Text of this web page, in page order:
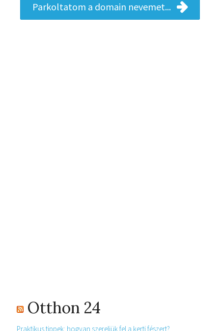
Parkoltatom a domain nevemet...
Otthon 24
Praktikus tippek: hogyan szereljük fel a kerti fészert?